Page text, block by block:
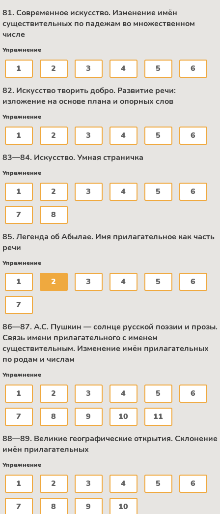
81. Современное искусство. Изменение имён
существительных по падежам во множественном
числе
Упражнение
1 2 3 4 5 6
82. Искусство творить добро. Развитие речи:
изложение на основе плана и опорных слов
Упражнение
1 2 3 4 5 6
83—84. Искусство. Умная страничка
Упражнение
1 2 3 4 5 6
7 8
85. Легенда об Абылае. Имя прилагательное как часть
речи
Упражнение
1 2 3 4 5 6
7
86—87. А.С. Пушкин — солнце русской поэзии и прозы.
Связь имени прилагательного с именем
существительным. Изменение имён прилагательных
по родам и числам
Упражнение
1 2 3 4 5 6
7 8 9 10 11
88—89. Великие географические открытия. Склонение
имён прилагательных
Упражнение
1 2 3 4 5 6
7 8 9 10